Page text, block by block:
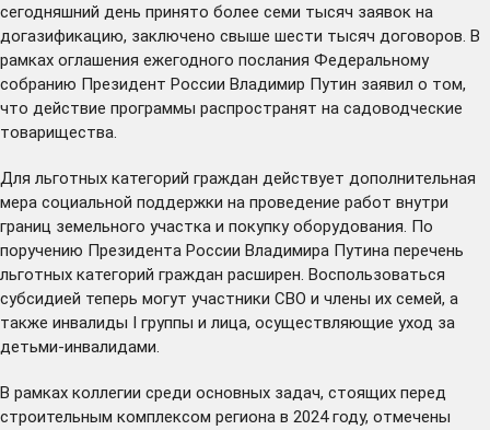
сегодняшний день принято более семи тысяч заявок на
догазификацию, заключено свыше шести тысяч договоров. В
рамках оглашения ежегодного послания Федеральному
собранию Президент России Владимир Путин заявил о том,
что действие программы распространят на садоводческие
товарищества.
Для льготных категорий граждан действует дополнительная
мера социальной поддержки на проведение работ внутри
границ земельного участка и покупку оборудования. По
поручению Президента России Владимира Путина перечень
льготных категорий граждан расширен. Воспользоваться
субсидией теперь могут участники СВО и члены их семей, а
также инвалиды I группы и лица, осуществляющие уход за
детьми-инвалидами.
В рамках коллегии среди основных задач, стоящих перед
строительным комплексом региона в 2024 году, отмечены